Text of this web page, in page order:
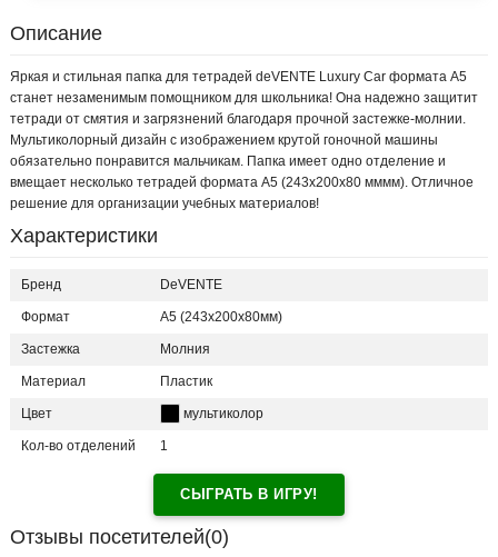
Описание
Яркая и стильная папка для тетрадей deVENTE Luxury Car формата А5
станет незаменимым помощником для школьника! Она надежно защитит
тетради от смятия и загрязнений благодаря прочной застежке-молнии.
Мультиколорный дизайн с изображением крутой гоночной машины
обязательно понравится мальчикам. Папка имеет одно отделение и
вмещает несколько тетрадей формата А5 (243x200x80 мммм). Отличное
решение для организации учебных материалов!
Характеристики
Бренд DeVENTE
Формат А5 (243x200x80мм)
Застежка Молния
Материал Пластик
Цвет мультиколор
Кол-во отделений 1
СЫГРАТЬ В ИГРУ!
Отзывы посетителей(0)